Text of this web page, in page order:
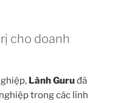
cho doanh
Lành Guruđã
trong các lĩnh